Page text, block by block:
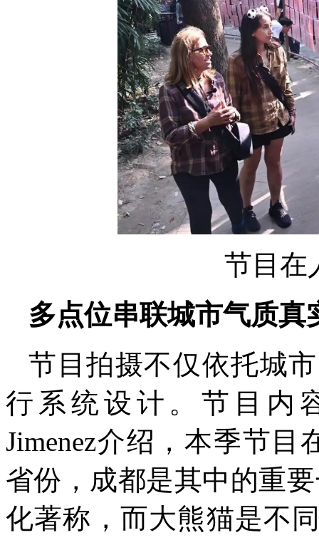
节目在
多点位串联城市气质
节目拍摄不仅依托城
行系统设计。节目内
Jimenez介绍，本季节
省份，成都是其中的重
化著称，而大熊猫是不